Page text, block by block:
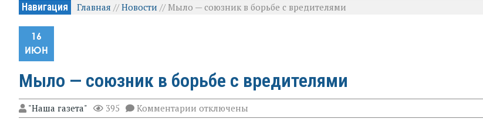
Навигация Главная //Новости // Мыло — союзник в борьбе с вредителями
16
ИЮН
Мыло — союзник в борьбе с вредителями
"Наша газета" 395 Комментарии к
записи
отключены